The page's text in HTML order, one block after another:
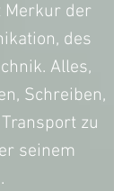
Merkur der
des
Alles,
Schreiben,
zu
seinem